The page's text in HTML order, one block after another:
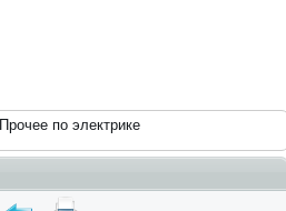
Прочее по электрике